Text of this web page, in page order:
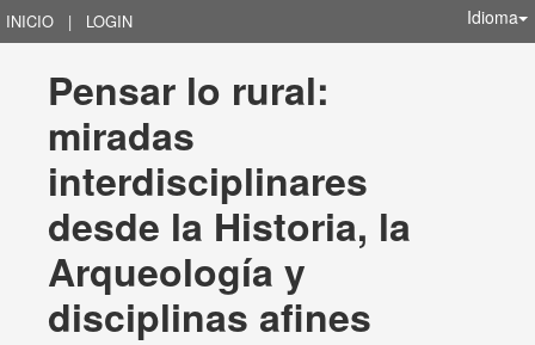
INICIO | LOGIN Idioma
Pensar lo rural:
miradas
interdisciplinares
desde la Historia, la
Arqueología y
disciplinas afines